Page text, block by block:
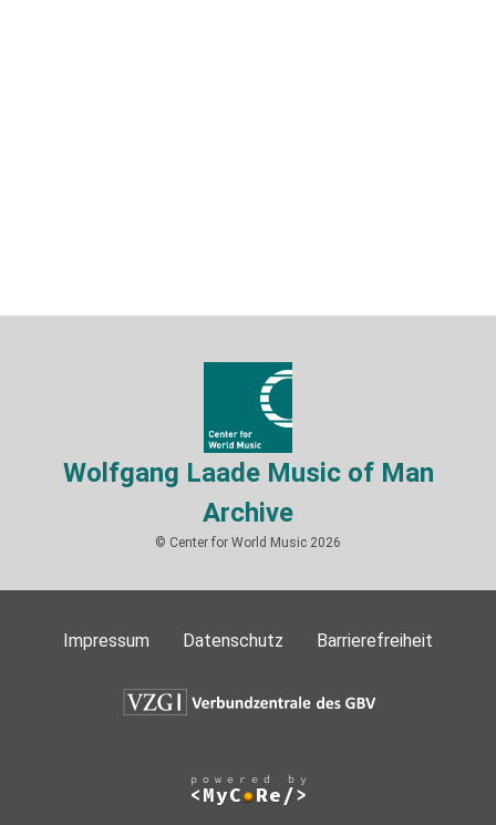
Wolfgang Laade Music of Man
Archive
© Center for World Music 2026
Impressum Datenschutz Barrierefreiheit